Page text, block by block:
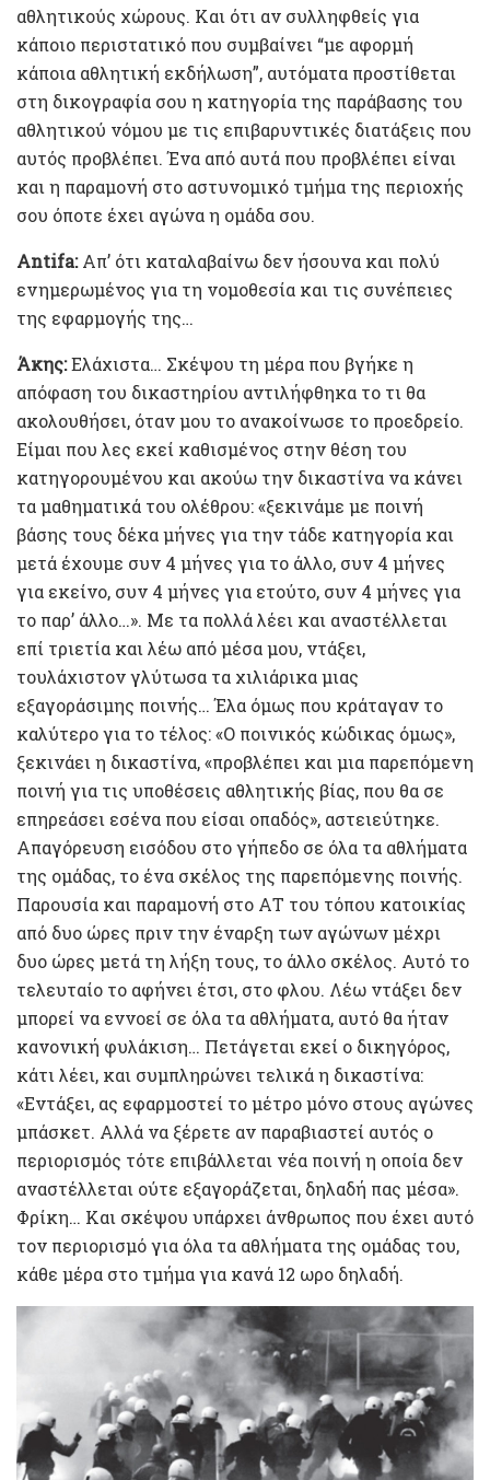
αθλητικούς χώρους. Και ότι αν συλληφθείς για
κάποιο περιστατικό που συμβαίνει “με αφορμή
κάποια αθλητική εκδήλωση”, αυτόματα προστίθεται
στη δικογραφία σου η κατηγορία της παράβασης του
αθλητικού νόμου με τις επιβαρυντικές διατάξεις που
αυτός προβλέπει. Ένα από αυτά που προβλέπει είναι
και η παραμονή στο αστυνομικό τμήμα της περιοχής
σου όποτε έχει αγώνα η ομάδα σου.
Antifa:Απ’ ότι καταλαβαίνω δεν ήσουνα και πολύ
ενημερωμένος για τη νομοθεσία και τις συνέπειες
της εφαρμογής της…
Άκης:Ελάχιστα… Σκέψου τη μέρα που βγήκε η
απόφαση του δικαστηρίου αντιλήφθηκα το τι θα
ακολουθήσει, όταν μου το ανακοίνωσε το προεδρείο.
Είμαι που λες εκεί καθισμένος στην θέση του
κατηγορουμένου και ακούω την δικαστίνα να κάνει
τα μαθηματικά του ολέθρου: «ξεκινάμε με ποινή
βάσης τους δέκα μήνες για την τάδε κατηγορία και
μετά έχουμε συν 4 μήνες για το άλλο, συν 4 μήνες
για εκείνο, συν 4 μήνες για ετούτο, συν 4 μήνες για
το παρ’ άλλο…». Με τα πολλά λέει και αναστέλλεται
επί τριετία και λέω από μέσα μου, ντάξει,
τουλάχιστον γλύτωσα τα χιλιάρικα μιας
εξαγοράσιμης ποινής… Έλα όμως που κράταγαν το
καλύτερο για το τέλος: «Ο ποινικός κώδικας όμως»,
ξεκινάει η δικαστίνα, «προβλέπει και μια παρεπόμενη
ποινή για τις υποθέσεις αθλητικής βίας, που θα σε
επηρεάσει εσένα που είσαι οπαδός», αστειεύτηκε.
Απαγόρευση εισόδου στο γήπεδο σε όλα τα αθλήματα
της ομάδας, το ένα σκέλος της παρεπόμενης ποινής.
Παρουσία και παραμονή στο ΑΤ του τόπου κατοικίας
από δυο ώρες πριν την έναρξη των αγώνων μέχρι
δυο ώρες μετά τη λήξη τους, το άλλο σκέλος. Αυτό το
τελευταίο το αφήνει έτσι, στο φλου. Λέω ντάξει δεν
μπορεί να εννοεί σε όλα τα αθλήματα, αυτό θα ήταν
κανονική φυλάκιση… Πετάγεται εκεί ο δικηγόρος,
κάτι λέει, και συμπληρώνει τελικά η δικαστίνα:
«Εντάξει, ας εφαρμοστεί το μέτρο μόνο στους αγώνες
μπάσκετ. Αλλά να ξέρετε αν παραβιαστεί αυτός ο
περιορισμός τότε επιβάλλεται νέα ποινή η οποία δεν
αναστέλλεται ούτε εξαγοράζεται, δηλαδή πας μέσα».
Φρίκη… Και σκέψου υπάρχει άνθρωπος που έχει αυτό
τον περιορισμό για όλα τα αθλήματα της ομάδας του,
κάθε μέρα στο τμήμα για κανά 12 ωρο δηλαδή.